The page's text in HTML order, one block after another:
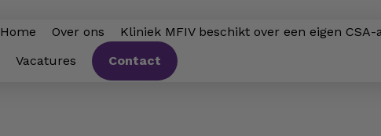
Home Over ons Kliniek MFIV beschikt over een eigen
Vacatures
Contact